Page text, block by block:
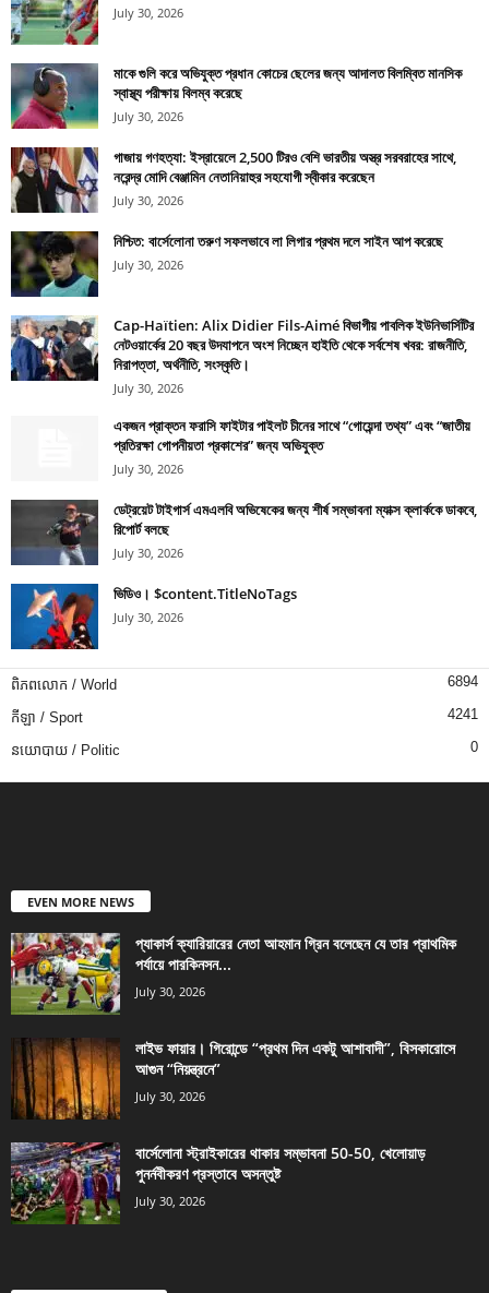
July 30, 2026
মাকে গুলি করে অভিযুক্ত প্রধান কোচের ছেলের জন্য আদালত বিলম্বিত মানসিক
স্বাস্থ্য পরীক্ষায় বিলম্ব করেছে
July 30, 2026
গাজায় গণহত্যা: ইস্রায়েলে 2,500 টিরও বেশি ভারতীয় অস্ত্র সরবরাহের সাথে,
নরেন্দ্র মোদি বেঞ্জামিন নেতানিয়াহুর সহযোগী স্বীকার করেছেন
July 30, 2026
নিশ্চিত: বার্সেলোনা তরুণ সফলভাবে লা লিগার প্রথম দলে সাইন আপ করেছে
July 30, 2026
Cap-Haïtien: Alix Didier Fils-Aimé বিভাগীয় পাবলিক ইউনিভার্সিটির
নেটওয়ার্কের 20 বছর উদযাপনে অংশ নিচ্ছেন হাইতি থেকে সর্বশেষ খবর: রাজনীতি,
নিরাপত্তা, অর্থনীতি, সংস্কৃতি।
July 30, 2026
একজন প্রাক্তন ফরাসি ফাইটার পাইলট চীনের সাথে “গোয়েন্দা তথ্য” এবং “জাতীয়
প্রতিরক্ষা গোপনীয়তা প্রকাশের” জন্য অভিযুক্ত
July 30, 2026
ডেট্রয়েট টাইগার্স এমএলবি অভিষেকের জন্য শীর্ষ সম্ভাবনা ম্যাক্স ক্লার্ককে ডাকবে,
রিপোর্ট বলছে
July 30, 2026
ভিডিও। $content.TitleNoTags
July 30, 2026
ពិភពលោក / World 6894
កីឡា / Sport 4241
នយោបាយ / Politic 0
EVEN MORE NEWS
প্যাকার্স ক্যারিয়ারের নেতা আহমান গ্রিন বলেছেন যে তার প্রাথমিক
পর্যায়ে পারকিনসন...
July 30, 2026
লাইভ ফায়ার। গিরোন্ডে “প্রথম দিন একটু আশাবাদী”, বিসকারোসে
আগুন “নিয়ন্ত্রনে”
July 30, 2026
বার্সেলোনা স্ট্রাইকারের থাকার সম্ভাবনা 50-50, খেলোয়াড়
পুনর্নবীকরণ প্রস্তাবে অসন্তুষ্ট
July 30, 2026